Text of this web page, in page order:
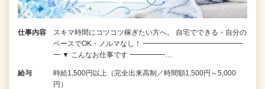
仕事内容
スキマ時間にコツコツ稼ぎたい方へ。 自宅でできる・自分の
ペースでOK・ノルマなし！ ━━━━━━━━━━━━━━
━ ▼ こんなお仕事です ━━━━━…
給与
時給1,500円以上（完全出来高制／時間額1,500円～5,000
円）